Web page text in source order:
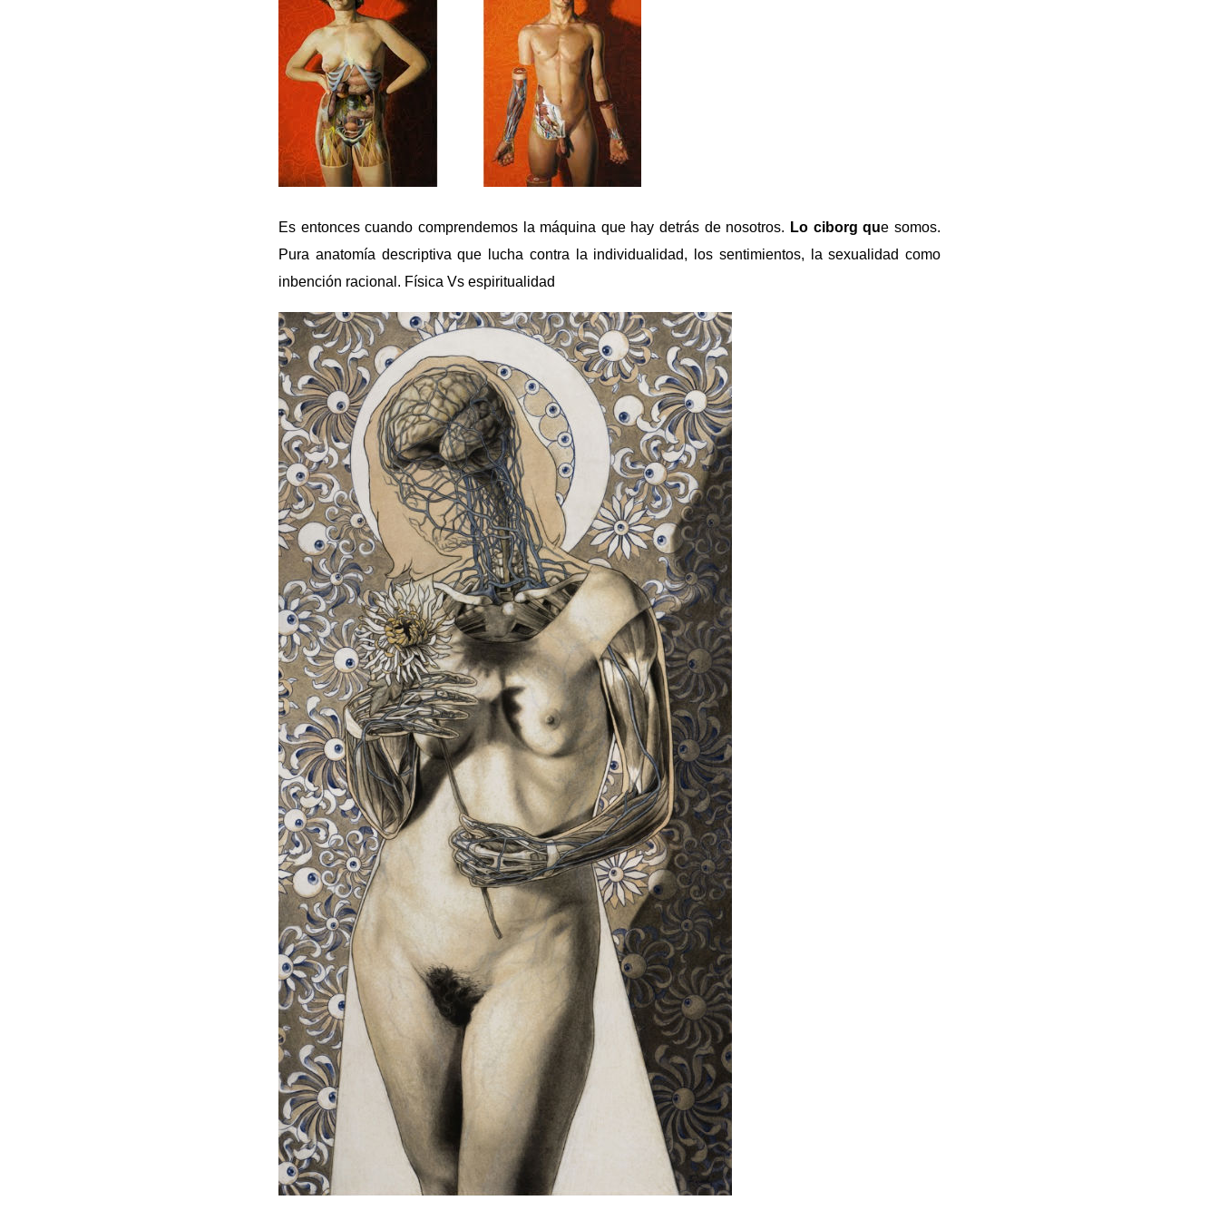
Es entonces cuando comprendemos la máquina que hay detrás de nosotros. Lo ciborg que somos.
Pura anatomía descriptiva que lucha contra la individualidad, los sentimientos, la sexualidad como
inbención racional. Física Vs espiritualidad